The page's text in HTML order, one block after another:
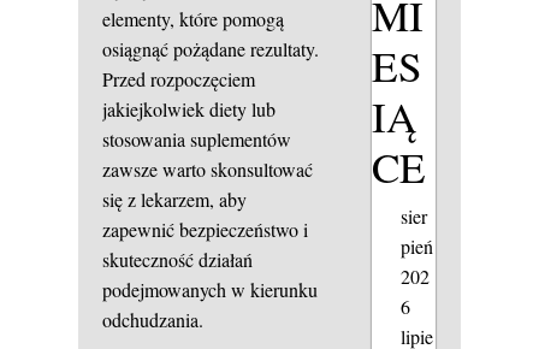
elementy, które pomogą
osiągnąć pożądane rezultaty.
Przed rozpoczęciem
jakiejkolwiek diety lub
stosowania suplementów
zawsze warto skonsultować
się z lekarzem, aby
zapewnić bezpieczeństwo i
skuteczność działań
podejmowanych w kierunku
odchudzania.
MI
ES
IĄ
CE
sier
pień
202
6
lipie